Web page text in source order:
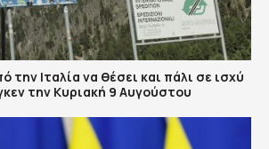
την Ιταλία να θέσει και πάλι σε ισχύ
την Κυριακή 9 Αυγούστου